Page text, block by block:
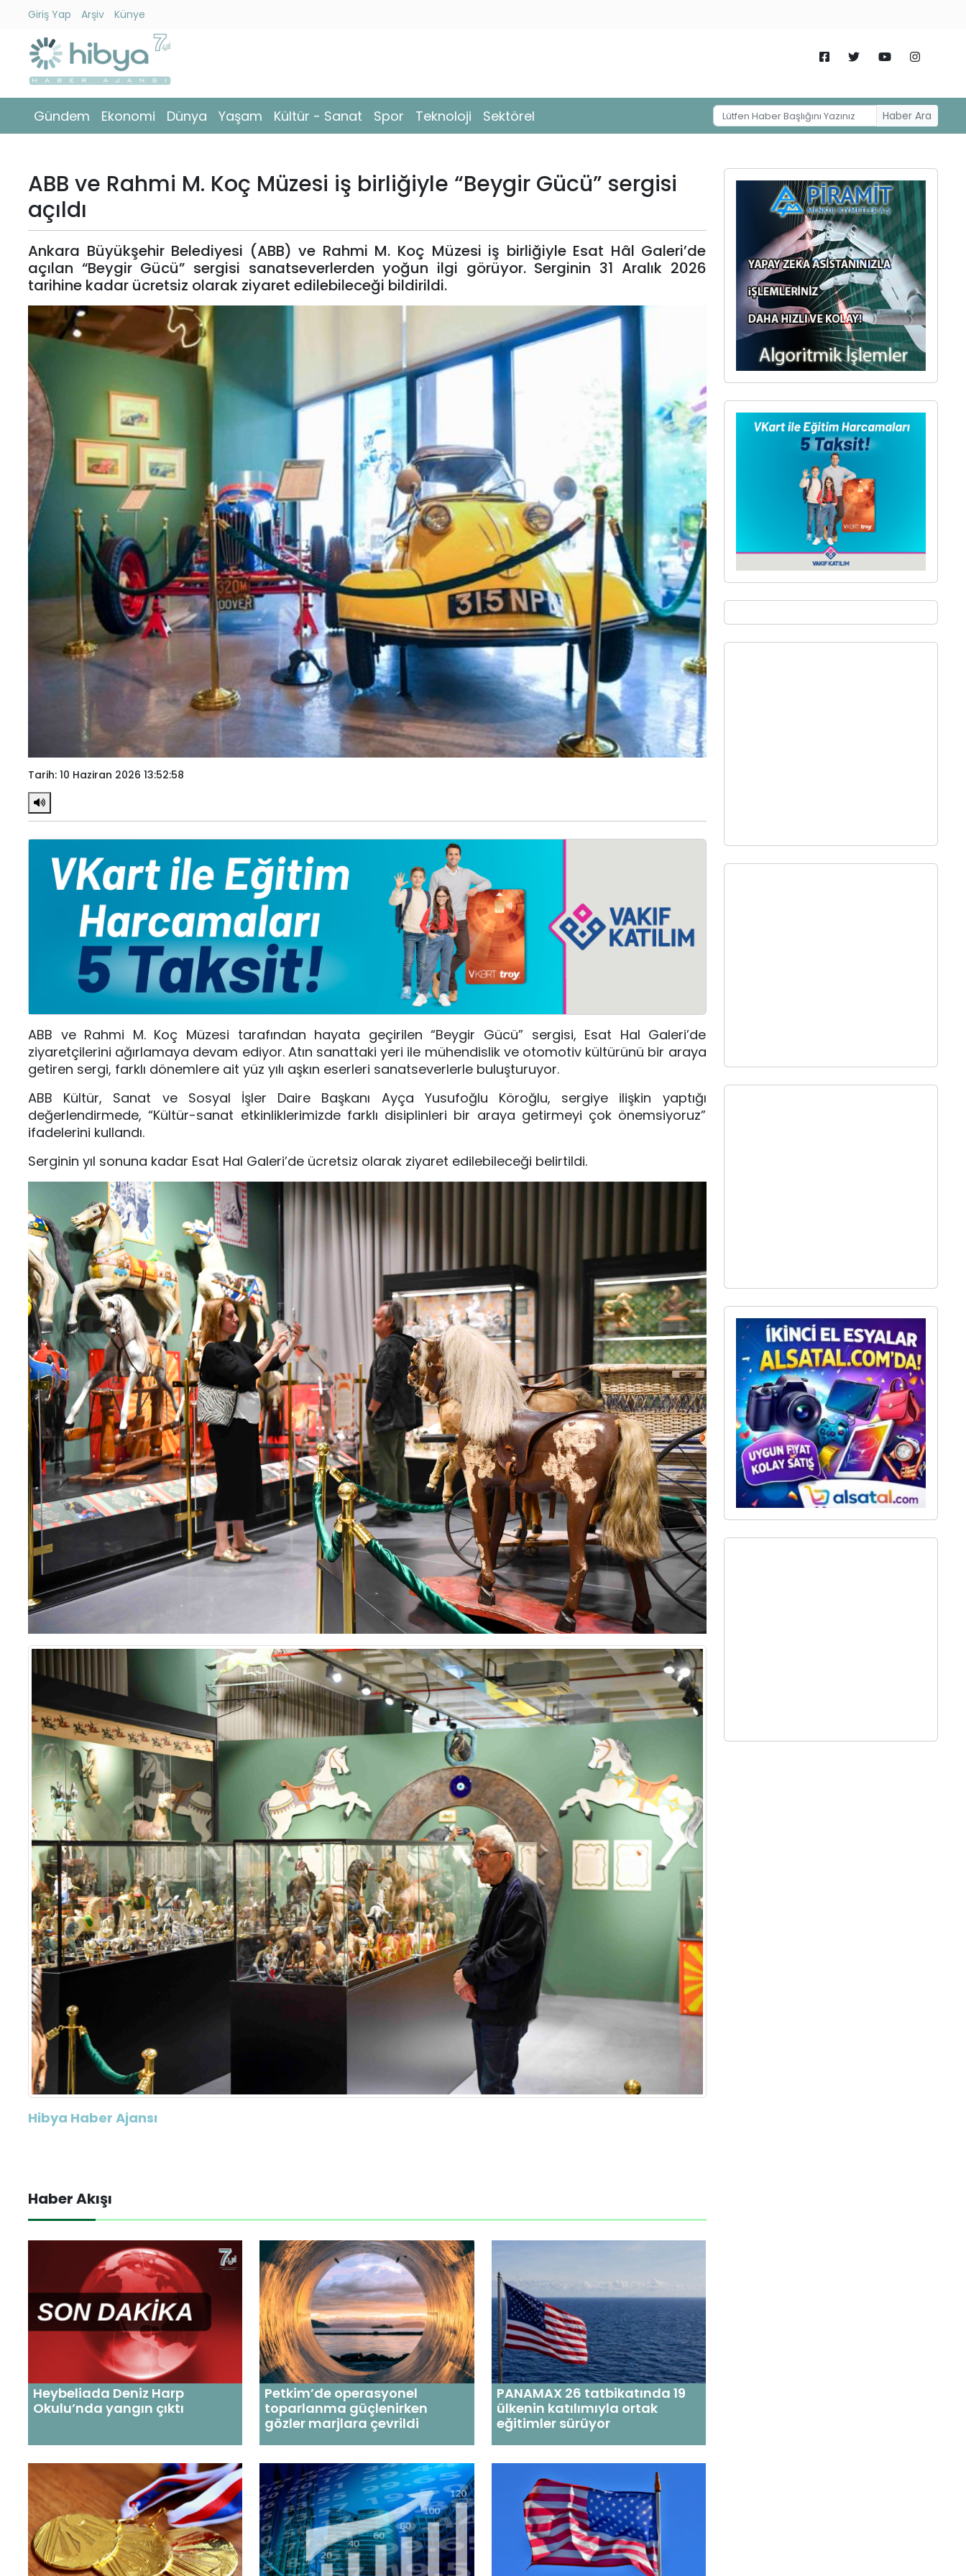
Giriş Yap Arşiv Künye
Gündem Ekonomi Dünya Yaşam Kültür - Sanat Spor Teknoloji Sektörel Haber Ara
Gündem
Ekonomi
Yaşam
Kültür
Sanat
Spor
Teknoloji
Sektörel
Arşiv
Künye
Giriş
Yap
ABB ve Rahmi M. Koç Müzesi iş birliğiyle “Beygir Gücü” sergisi
açıldı
Ankara Büyükşehir Belediyesi (ABB) ve Rahmi M. Koç Müzesi iş birliğiyle Esat Hâl Galeri’de
açılan “Beygir Gücü” sergisi sanatseverlerden yoğun ilgi görüyor. Serginin 31 Aralık 2026
tarihine kadar ücretsiz olarak ziyaret edilebileceği bildirildi.
Tarih: 10 Haziran 2026 13:52:58
ABB ve Rahmi M. Koç Müzesi tarafından hayata geçirilen “Beygir Gücü” sergisi, Esat Hal Galeri’de
ziyaretçilerini ağırlamaya devam ediyor. Atın sanattaki yeri ile mühendislik ve otomotiv kültürünü bir araya
getiren sergi, farklı dönemlere ait yüz yılı aşkın eserleri sanatseverlerle buluşturuyor.
ABB Kültür, Sanat ve Sosyal İşler Daire Başkanı Ayça Yusufoğlu Köroğlu, sergiye ilişkin yaptığı
değerlendirmede, “Kültür-sanat etkinliklerimizde farklı disiplinleri bir araya getirmeyi çok önemsiyoruz”
ifadelerini kullandı.
Serginin yıl sonuna kadar Esat Hal Galeri’de ücretsiz olarak ziyaret edilebileceği belirtildi.
Hibya Haber Ajansı
Haber Akışı
Heybeliada Deniz Harp
Okulu’nda yangın çıktı
Petkim’de operasyonel
toparlanma güçlenirken
gözler marjlara çevrildi
PANAMAX 26 tatbikatında 19
ülkenin katılımıyla ortak
eğitimler sürüyor